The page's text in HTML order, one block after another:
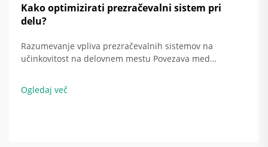
Kako optimizirati prezračevalni sistem pri
delu?
Razumevanje vpliva prezračevalnih sistemov na
učinkovitost na delovnem mestu Povezava med
nastavljeni, dejansko varčujejo z energijo tako, da
Ogledaj več